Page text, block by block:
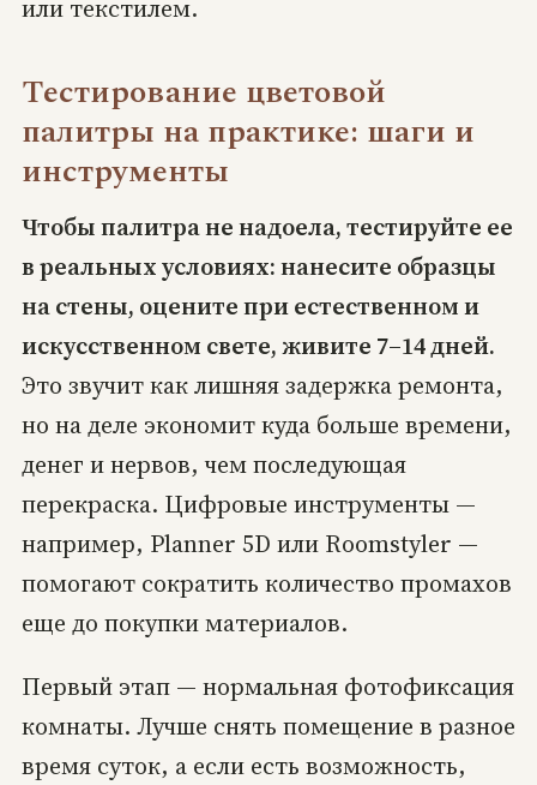
или текстилем.
Тестирование цветовой
палитры на практике: шаги и
инструменты
Чтобы палитра не надоела, тестируйте ее
в реальных условиях: нанесите образцы
на стены, оцените при естественном и
искусственном свете, живите 7–14 дней.
Это звучит как лишняя задержка ремонта,
но на деле экономит куда больше времени,
денег и нервов, чем последующая
перекраска. Цифровые инструменты —
например, Planner 5D или Roomstyler —
помогают сократить количество промахов
еще до покупки материалов.
Первый этап — нормальная фотофиксация
комнаты. Лучше снять помещение в разное
время суток, а если есть возможность,